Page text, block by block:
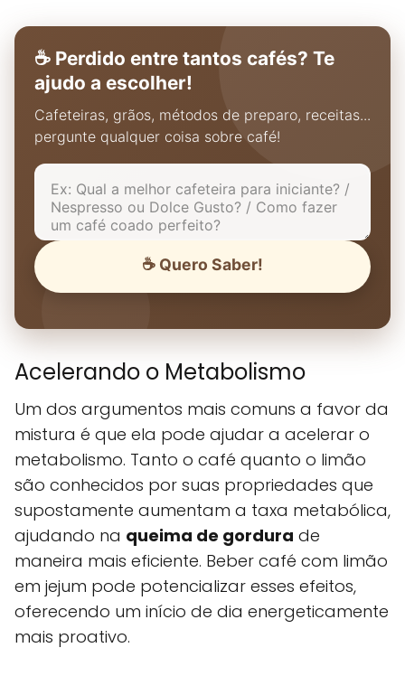
☕ Perdido entre tantos cafés? Te
ajudo a escolher!
Cafeteiras, grãos, métodos de preparo, receitas...
pergunte qualquer coisa sobre café!
☕ Quero Saber!
Acelerando o Metabolismo
Um dos argumentos mais comuns a favor da
mistura é que ela pode ajudar a acelerar o
metabolismo. Tanto o café quanto o limão
são conhecidos por suas propriedades que
supostamente aumentam a taxa metabólica,
ajudando na queima de gordura de
maneira mais eficiente. Beber café com limão
em jejum pode potencializar esses efeitos,
oferecendo um início de dia energeticamente
mais proativo.